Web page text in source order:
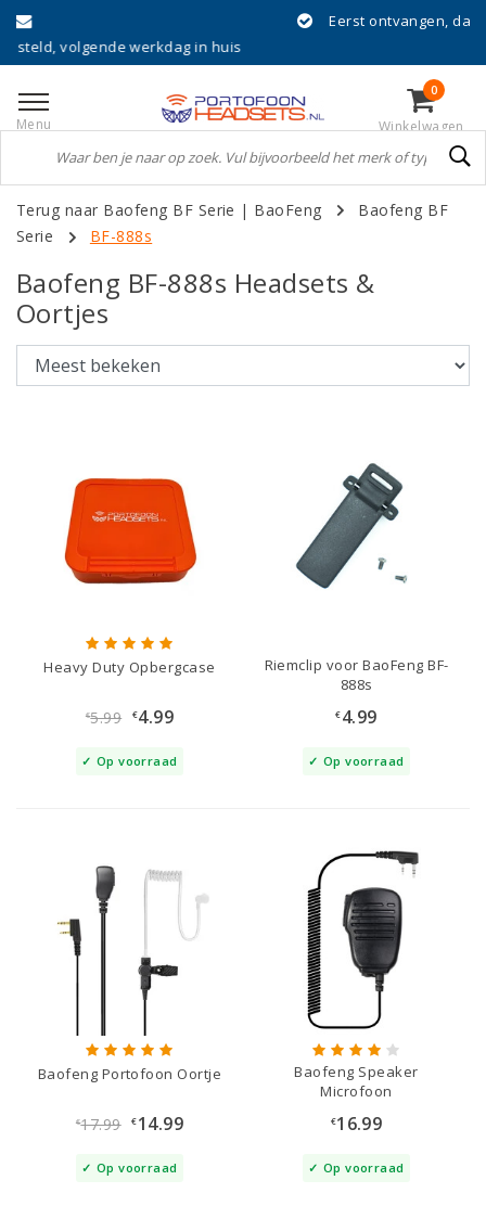
in huis
Eerst ontvangen, dan achteraf betalen met
Menu
0
Winkelwagen
Terug naar Baofeng BF Serie | BaoFeng
Baofeng BF
Serie
BF-888s
Baofeng BF-888s Headsets &
Oortjes
Heavy Duty Opbergcase
€5.99 €4.99
Op voorraad
Riemclip voor BaoFeng BF-
888s
€4.99
Op voorraad
Baofeng Portofoon Oortje
€17.99 €14.99
Op voorraad
Baofeng Speaker
Microfoon
€16.99
Op voorraad